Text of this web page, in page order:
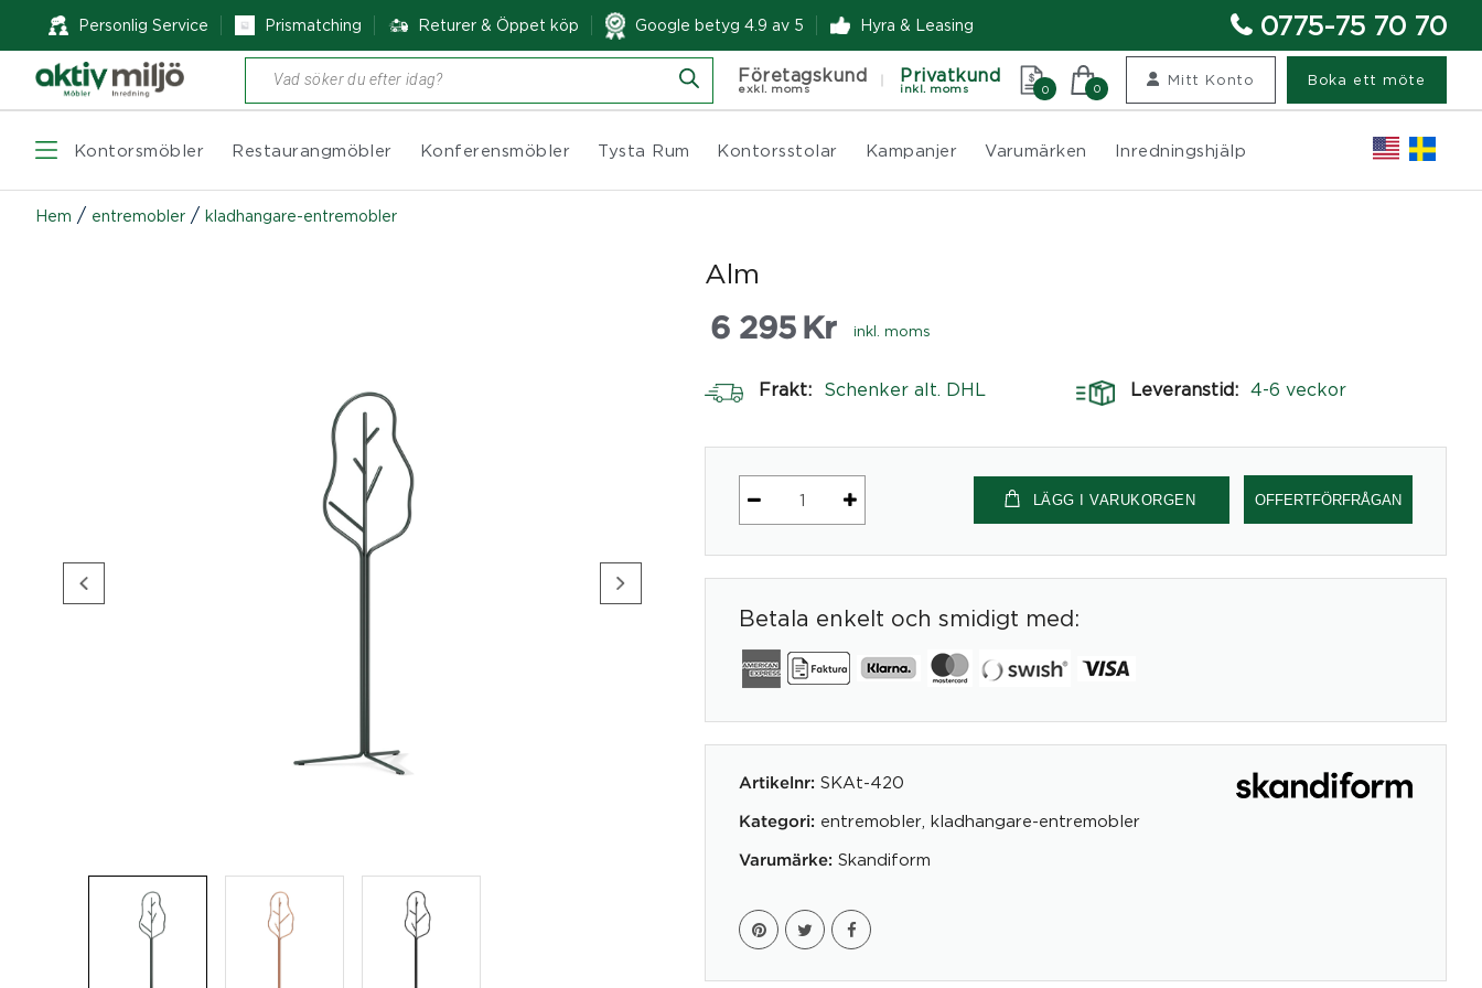
Personlig Service Prismatching Returer & Öppet köp Google betyg 4.9 av 5 Hyra & Leasing 0775-75 70 70
Produktsökning Företagskund
exkl. moms
Privatkund
inkl. moms 0 0
Mitt Konto Boka ett möte
Kontorsmöbler Restaurangmöbler Konferensmöbler Tysta Rum Kontorsstolar Kampanjer Varumärken Inredningshjälp
Hem / entremobler / kladhangare-entremobler
Alm
6 295 Kr inkl. moms
Frakt: Schenker alt. DHL Leveranstid: 4-6 veckor
LÄGG I VARUKORGEN OFFERTFÖRFRÅGAN
Betala enkelt och smidigt med:
Artikelnr: SKAt-420
Kategori: entremobler kladhangare-entremobler
Varumärke: Skandiform